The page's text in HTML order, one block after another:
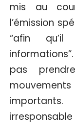
mis au
l’émission
“afin
pas
irresponsable